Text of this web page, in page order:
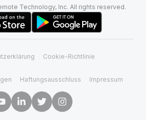
Technology, Inc. All rights reserved.
Cookie-Richtlinie
Haftungsausschluss Impressum